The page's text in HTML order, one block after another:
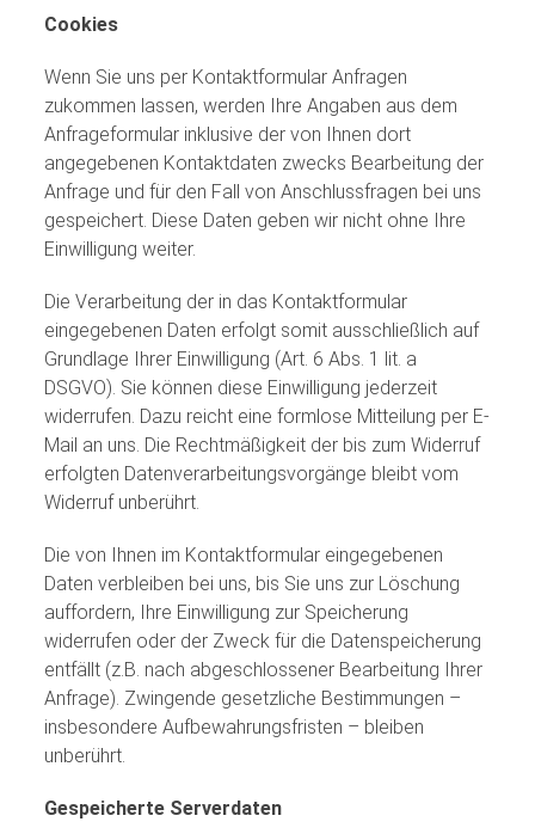
Cookies
Wenn Sie uns per Kontaktformular Anfragen
zukommen lassen, werden Ihre Angaben aus dem
Anfrageformular inklusive der von Ihnen dort
angegebenen Kontaktdaten zwecks Bearbeitung der
Anfrage und für den Fall von Anschlussfragen bei uns
gespeichert. Diese Daten geben wir nicht ohne Ihre
Einwilligung weiter.
Die Verarbeitung der in das Kontaktformular
eingegebenen Daten erfolgt somit ausschließlich auf
Grundlage Ihrer Einwilligung (Art. 6 Abs. 1 lit. a
DSGVO). Sie können diese Einwilligung jederzeit
widerrufen. Dazu reicht eine formlose Mitteilung per E-
Mail an uns. Die Rechtmäßigkeit der bis zum Widerruf
erfolgten Datenverarbeitungsvorgänge bleibt vom
Widerruf unberührt.
Die von Ihnen im Kontaktformular eingegebenen
Daten verbleiben bei uns, bis Sie uns zur Löschung
auffordern, Ihre Einwilligung zur Speicherung
widerrufen oder der Zweck für die Datenspeicherung
entfällt (z.B. nach abgeschlossener Bearbeitung Ihrer
Anfrage). Zwingende gesetzliche Bestimmungen –
insbesondere Aufbewahrungsfristen – bleiben
unberührt.
Gespeicherte Serverdaten